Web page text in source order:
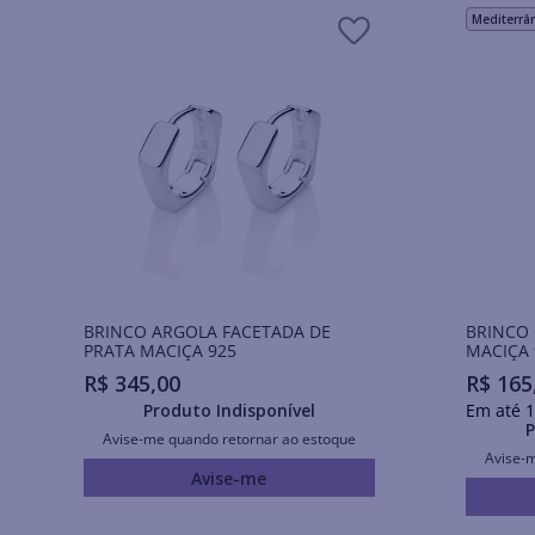
BRINCO ARGOLA FACETADA DE
PRATA MACIÇA 925
R$ 345,00
Produto Indisponível
Avise-me quando retornar ao estoque
Avise-me
BRINCO
R$ 165
Em até
Avise-